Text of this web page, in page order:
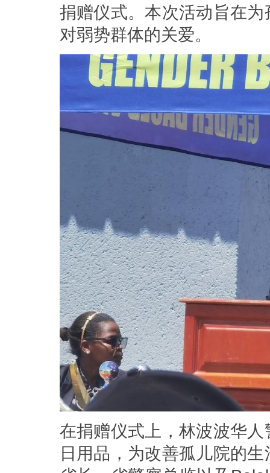
捐赠仪式。本次活动旨在
对弱势群体的关爱。
在捐赠仪式上，林波波华
日用品，为改善孤儿院的